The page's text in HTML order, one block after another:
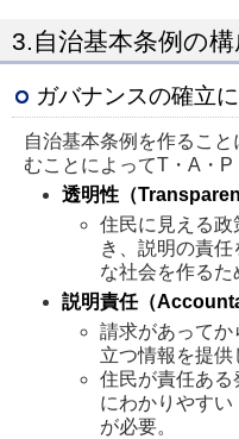
3.自治基本条例の
ガバナンスの確立
自治基本条例を作るこ
むことによってT・A・P
透明性（
住民に見える政
き、説明の責
な社会を作るた
説明責任（
請求があってか
立つ情報を提供
住民が責任ある
にわかりやす
が必要。